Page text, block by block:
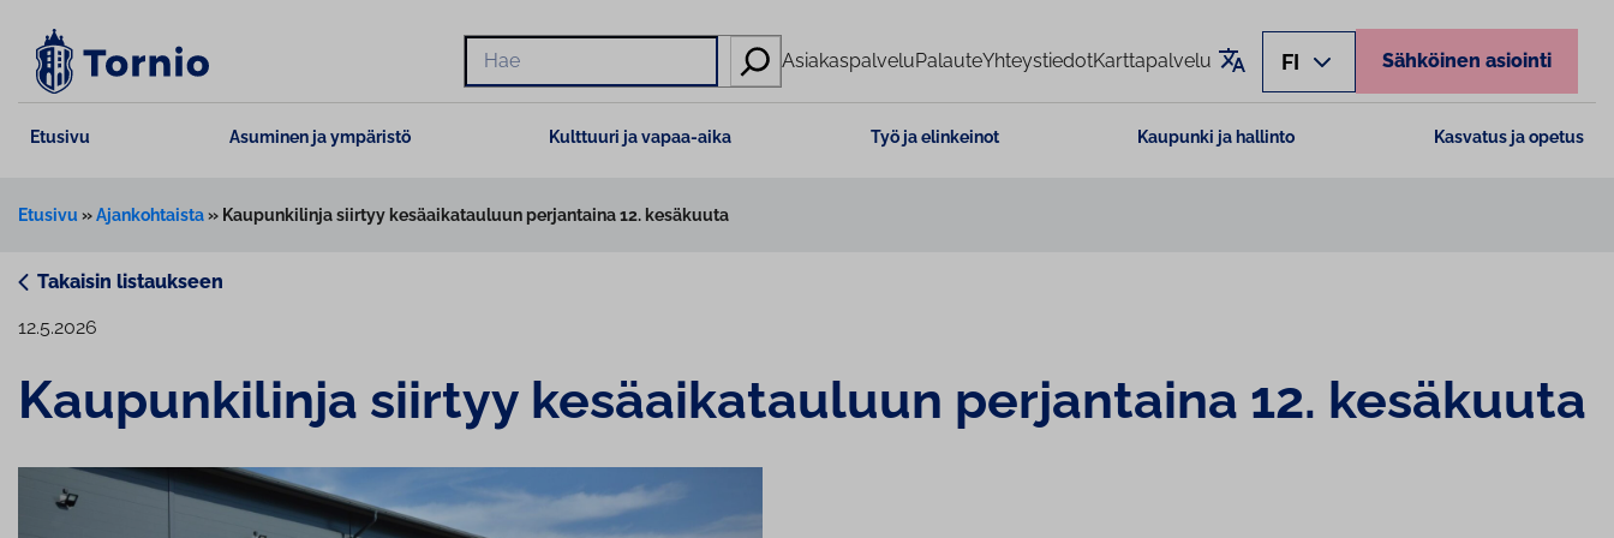
sisältöön
Hae
AsiakaspalveluPalauteYhteystiedotKarttapalvelu Käännä sivu
FI Sähköinen asiointi
Etusivu Asuminen ja ympäristö Kulttuuri ja vapaa-aika Työ ja elinkeinot Kaupunki ja hallinto Kasvatus ja opetus
Etusivu »Ajankohtaista» Kaupunkilinja siirtyy kesäaikatauluun perjantaina 12. kesäkuuta
Takaisin listaukseen
12.5.2026
Kau­pun­ki­lin­ja siirtyy ke­sä­ai­ka­tau­luun perjantaina 12. kesäkuuta